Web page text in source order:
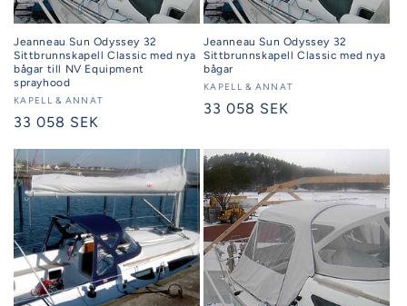
Jeanneau Sun Odyssey 32
Sittbrunnskapell Classic med nya
bågar till NV Equipment
sprayhood
Säljare:
KAPELL & ANNAT
Ordinarie
33 058 SEK
Jeanneau Sun Odyssey 32
Sittbrunnskapell Classic med nya
bågar
Säljare:
KAPELL & ANNAT
Ordinarie
33 058 SEK